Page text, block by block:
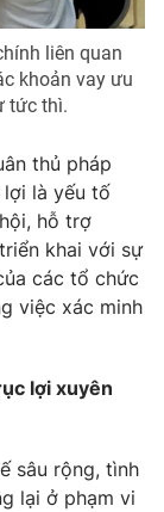
liên quan
khoản vay ưu
tức thì.
thủ pháp
là yếu tố
hỗ trợ
khai với sự
các tổ chức
việc xác minh
lợi xuyên
sâu rộng, tình
lại ở phạm vi